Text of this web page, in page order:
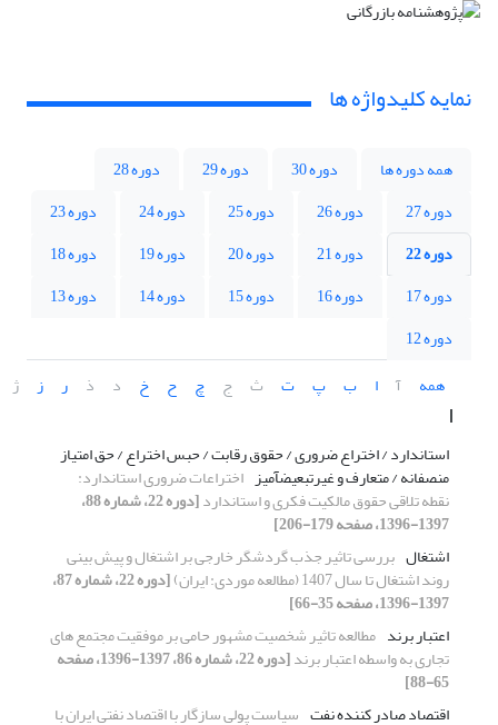
نمایه کلیدواژه ها
همه دوره ها دوره 30 دوره 29
دوره 28
دوره 27
دوره 26 دوره 25 دوره 24
دوره 23
دوره 22
دوره 21 دوره 20 دوره 19
دوره 18
دوره 17
دوره 16 دوره 15 دوره 14
دوره 13
دوره 12
همه
آ ا ب پ ت ث ج چ ح خ د ذ ر ز ژ
ا
استاندارد / اختراع ضروری / حقوق رقابت / حبس اختراع / حق امتیاز
منصفانه / متعارف و غیرتبعیضآمیز اختراعات ضروری استاندارد:
نقطه تلاقی حقوق مالکیت فکری و استاندارد [دوره 22، شماره 88،
1397-1396، صفحه 179-206]
اشتغال بررسی تاثیر جذب گردشگر خارجی بر اشتغال و پیش بینی
روند اشتغال تا سال 1407 (مطالعه موردی: ایران) [دوره 22، شماره 87،
1397-1396، صفحه 35-66]
اعتبار برند مطالعه تاثیر شخصیت مشهور حامی بر موفقیت مجتمع های
تجاری به واسطه اعتبار برند [دوره 22، شماره 86، 1397-1396، صفحه
65-88]
اقتصاد صادر کننده نفت سیاست پولی سازگار با اقتصاد نفتی ایران با